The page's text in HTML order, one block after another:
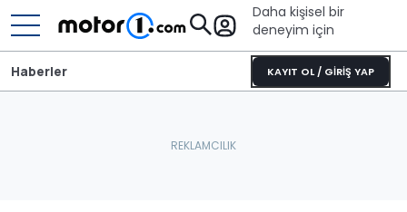
Daha kişisel bir
deneyim için
KAYIT OL / GİRİŞ YAP
Haberler